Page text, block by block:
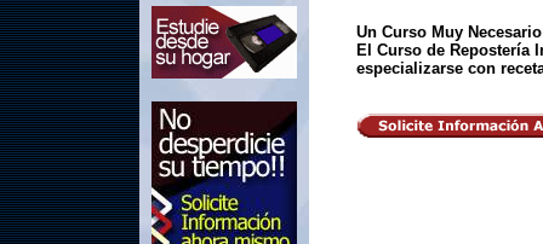
Un Curso Muy Necesario
El Curso de Repostería
especializarse con